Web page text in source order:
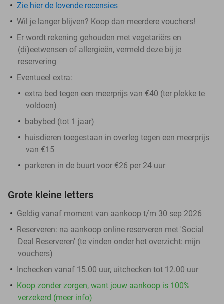
Zie hier de lovende recensies
Wil je langer blijven? Koop dan meerdere vouchers!
Er wordt rekening gehouden met vegetariërs en
(di)eetwensen of allergieën, vermeld deze bij je
reservering
Eventueel extra:
extra bed tegen een meerprijs van €40 (ter plekke te
voldoen)
babybed (tot 1 jaar)
huisdieren toegestaan in overleg tegen een meerprijs
van €15
parkeren in de buurt voor €26 per 24 uur
Grote kleine letters
Geldig vanaf moment van aankoop t/m 30 sep 2026
Reserveren: na aankoop online reserveren met 'Social
Deal Reserveren' (te vinden onder het overzicht: mijn
vouchers)
Inchecken vanaf 15.00 uur, uitchecken tot 12.00 uur
Koop zonder zorgen, want jouw aankoop is 100%
verzekerd (meer info)